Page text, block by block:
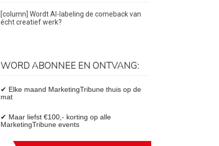
[column] Wordt AI-labeling de comeback van
écht creatief werk?
WORD ABONNEE EN ONTVANG:
✔ Elke maand MarketingTribune thuis op de
mat
✔ Maar liefst €100,- korting op alle
MarketingTribune events